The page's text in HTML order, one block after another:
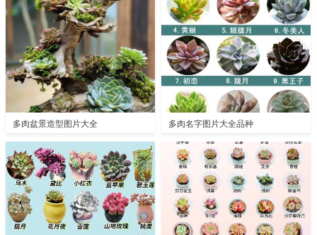
多肉盆景造型图片大全 多肉名字图片大全品种